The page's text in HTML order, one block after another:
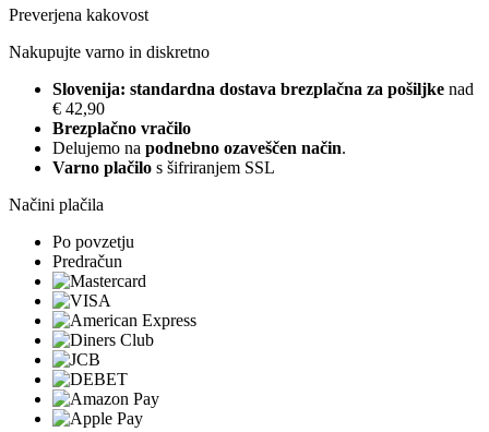
Preverjena kakovost
Nakupujte varno in diskretno
Slovenija: standardna dostava brezplačna za pošiljke nad
€ 42,90
Brezplačno vračilo
Delujemo na podnebno ozaveščen način.
Varno plačilo s šifriranjem SSL
Načini plačila
Po povzetju
Predračun